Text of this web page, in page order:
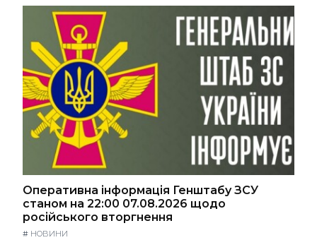
Оперативна інформація Генштабу ЗСУ
станом на 22:00 07.08.2026 щодо
російського вторгнення
# НОВИНИ